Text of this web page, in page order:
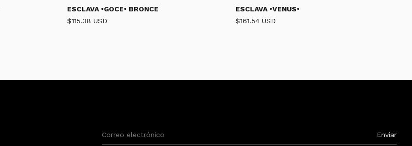
ESCLAVA •GOCE• BRONCE
$115.38 USD
ESCLAVA •VENUS•
$161.54 USD